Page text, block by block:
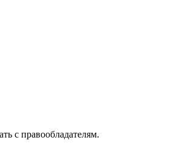
с правообладателям.